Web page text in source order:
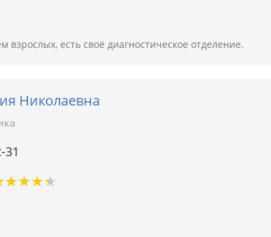
взрослых, есть своё диагностическое отделение.
Николаевна
31
★★★★
★★★★